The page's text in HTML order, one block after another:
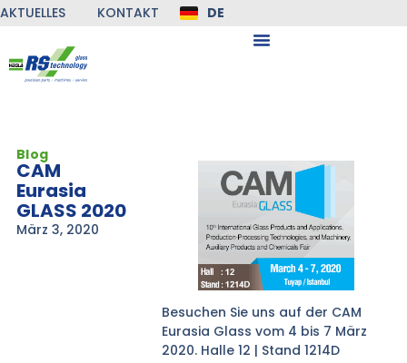
AKTUELLES KONTAKT DE
EN
Blog
CAM
Eurasia
GLASS 2020
März 3, 2020
Besuchen Sie uns auf der CAM
Eurasia Glass vom 4 bis 7 März
2020. Halle 12 | Stand 1214D